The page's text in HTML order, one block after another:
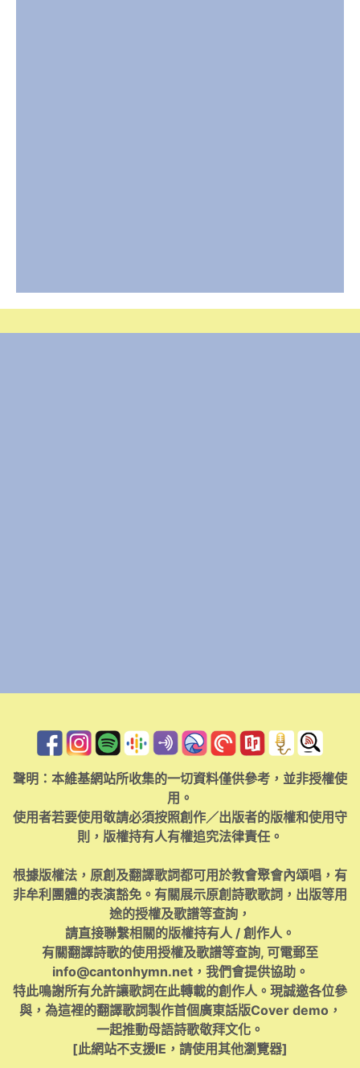
聲明：本維基網站所收集的一切資料僅供參考，並非授權使
用。
使用者若要使用敬請必須按照創作／出版者的版權和使用守
則，版權持有人有權追究法律責任。
根據版權法，原創及翻譯歌詞都可用於教會聚會內頌唱，有
非牟利團體的表演豁免。有關展示原創詩歌歌詞，出版等用
途的授權及歌譜等查詢，
請直接聯繫相關的版權持有人 / 創作人。
有關翻譯詩歌的使用授權及歌譜等查詢, 可電郵至
info@cantonhymn.net，我們會提供協助。
特此鳴謝所有允許讓歌詞在此轉載的創作人。現誠邀各位參
與，為這裡的翻譯歌詞製作首個廣東話版Cover demo，
一起推動母語詩歌敬拜文化。
[此網站不支援IE，請使用其他瀏覽器]